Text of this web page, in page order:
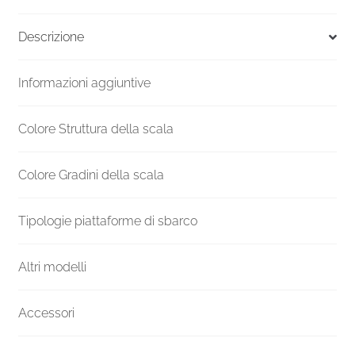
F20
H
mm
Descrizione
Informazioni aggiuntive
Colore Struttura della scala
Colore Gradini della scala
Tipologie piattaforme di sbarco
Altri modelli
Accessori